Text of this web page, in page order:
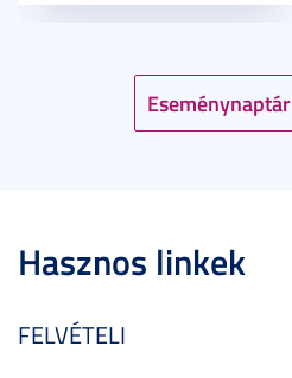
Eseménynaptár
Hasznos linkek
FELVÉTELI